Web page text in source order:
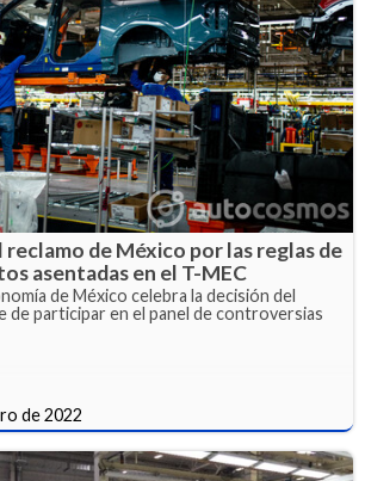
reclamo de México por las reglas de
asentadas en el T-MEC
de México celebra la decisión del
de participar en el panel de controversias
de 2022